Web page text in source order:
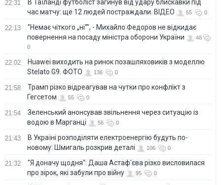
22:31
В Таїланді футболіст загинув від удару блискавки під
час матчу: ще 12 людей постраждали. ВІДЕО
55 0
22:13
"Немає чіткого „ні“", - Михайло Федоров не відкидає
повернення на посаду міністра оборони України
48
0
22:02
Huawei виходить на ринок позашляховиків з моделлю
Stelato G9. ФОТО
136 0
21:58
Трамп різко відреагував на чутки про конфлікт з
Гегсетом
55 0
21:54
Зеленський анонсував звільнення через ситуацію із
водою в Марганці
56 0
21:43
В Україні розподіляти електроенергію будуть по-
новому: Шмигаль розкрив деталі
106 0
21:32
"Я доначу щодня": Даша Астаф'єва різко висловилася
про зірок, які забули про війну
95 0